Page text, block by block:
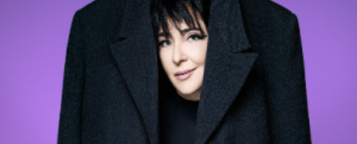
Спектакль идет с одним антрактом.